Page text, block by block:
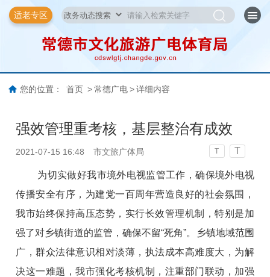
适老专区
您的位置： 首页 > 常德广电 > 详细内容
强效管理重考核，基层整治有成效
2021-07-15 16:48 市文旅广体局 T T
为切实做好我市境外电视监管工作，确保境外电视
传播安全有序，为建党一百周年营造良好的社会氛围，
我市始终保持高压态势，实行长效管理机制，特别是加
强了对乡镇街道的监管，确保不留“死角”。乡镇地域范围
广，群众法律意识相对淡薄，执法成本高难度大，为解
决这一难题，我市强化考核机制，注重部门联动，加强